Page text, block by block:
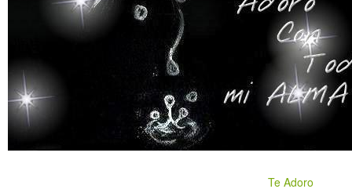
Te Adoro